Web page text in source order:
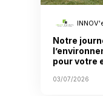
Notre
pour votre
03/07/2026